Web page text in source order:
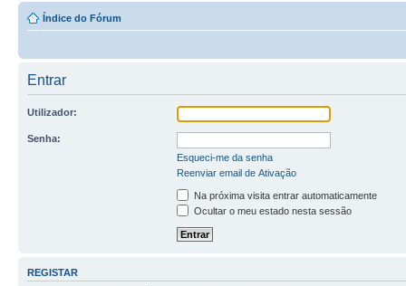
Índice do Fórum
Entrar
Utilizador:
Senha:
Esqueci-me da senha
Reenviar email de Ativação
Na próxima visita entrar automaticamente
Ocultar o meu estado nesta sessão
REGISTAR